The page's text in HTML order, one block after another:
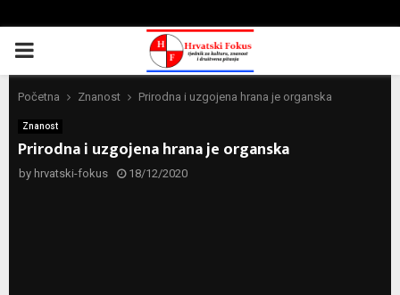
PRIMARY
MENU
Početna Znanost Prirodna i uzgojena hrana je organska
Znanost
Prirodna i uzgojena hrana je organska
by hrvatski-fokus 18/12/2020